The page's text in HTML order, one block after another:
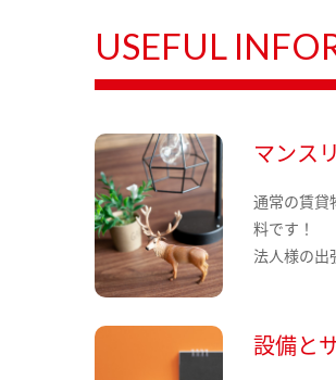
USEFUL
マンス
通常の賃貸
料です！
法人様の出
設備と